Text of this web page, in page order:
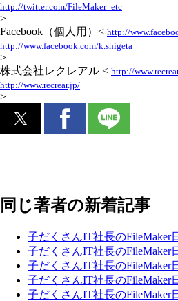
http://twitter.com/FileMaker_etc
>
Facebook（個人用）< http://
http://www.facebook.com/k.shigeta
>
株式会社レクレアル < http://
http://www.recrear.jp/
>
同じ著者の新着記事
子だくさんIT社長のFileMaker
子だくさんIT社長のFileMaker
子だくさんIT社長のFileMaker
子だくさんIT社長のFileMaker
子だくさんIT社長のFileMaker